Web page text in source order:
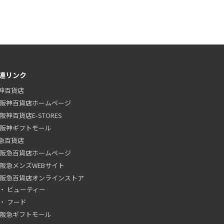
リンク
百貨店
阪神百貨店ホームページ
阪神百貨店E-STORES
阪神ギフトモール
百貨店
阪急百貨店ホームページ
阪急メンズWEBサイト
阪急百貨店オンラインストア
ビューティー
フード
阪急ギフトモール